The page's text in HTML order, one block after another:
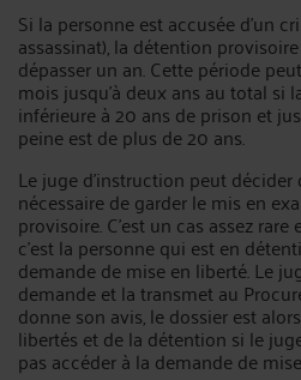
Si la personne est accusée d'un
assassinat), la détention
dépasser un an. Cette période
mois jusqu'à deux ans au total si
inférieure à 20 ans de prison et
peine est de plus de 20 ans.
Le juge d'instruction peut
nécessaire de garder le mis en
provisoire. C'est un cas assez rare
c'est la personne qui est en
demande de mise en liberté. Le
demande et la transmet au
donne son avis, le dossier est
libertés et de la détention si le
pas accéder à la demande de